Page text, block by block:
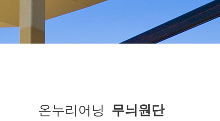
온누리어닝 무늬원단